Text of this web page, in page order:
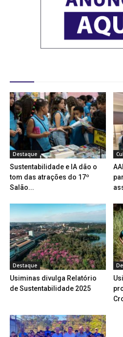
Destaque
Sustentabilidade e IA dão o
tom das atrações do 17º
Salão...
Destaque
Usiminas divulga Relatório
de Sustentabilidade 2025